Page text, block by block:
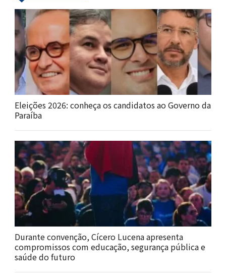
Eleições 2026: conheça os candidatos ao Governo da
Paraíba
Durante convenção, Cícero Lucena apresenta
compromissos com educação, segurança pública e
saúde do futuro